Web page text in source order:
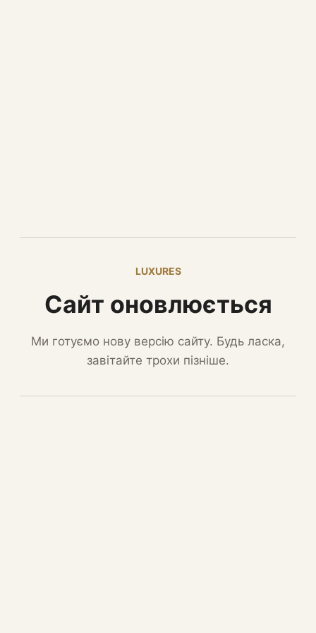
LUXURES
Сайт оновлюється
Ми готуємо нову версію сайту. Будь ласка,
завітайте трохи пізніше.